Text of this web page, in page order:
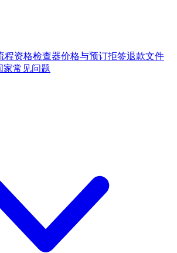
程资格检查器价格与预订拒签退款文件
家常见问题